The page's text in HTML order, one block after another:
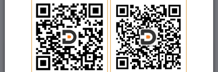
文字广告火爆招租 文字广告火爆招租
付费项目 中创网 正文
（5203期）拓客引流必备-微信群采集系统，每天
实时更新1000+微信群